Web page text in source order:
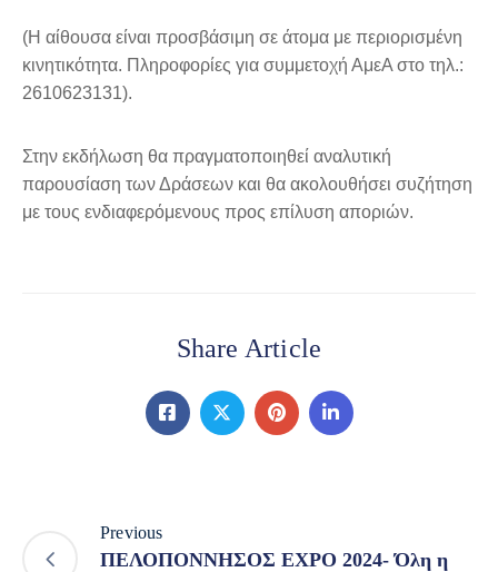
(Η αίθουσα είναι προσβάσιμη σε άτομα με περιορισμένη
κινητικότητα. Πληροφορίες για συμμετοχή ΑμεΑ στο τηλ.:
2610623131).
Στην εκδήλωση θα πραγματοποιηθεί αναλυτική
παρουσίαση των Δράσεων και θα ακολουθήσει συζήτηση
με τους ενδιαφερόμενους προς επίλυση αποριών.
Share Article
Previous
ΠΕΛΟΠΟΝΝΗΣΟΣ EXPO 2024- Όλη η